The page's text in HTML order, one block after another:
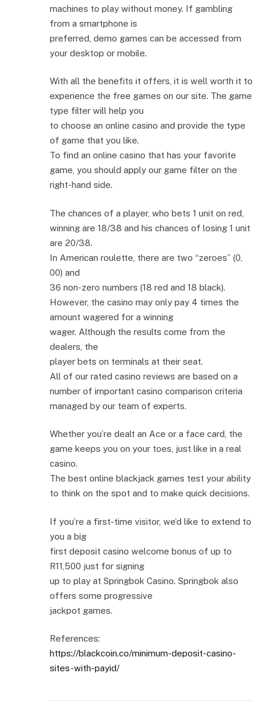
machines to play without money. If gambling
from a smartphone is
preferred, demo games can be accessed from
your desktop or mobile.
With all the benefits it offers, it is well worth it to
experience the free games on our site. The game
type filter will help you
to choose an online casino and provide the type
of game that you like.
To find an online casino that has your favorite
game, you should apply our game filter on the
right-hand side.
The chances of a player, who bets 1 unit on red,
winning are 18/38 and his chances of losing 1 unit
are 20/38.
In American roulette, there are two “zeroes” (0,
00) and
36 non-zero numbers (18 red and 18 black).
However, the casino may only pay 4 times the
amount wagered for a winning
wager. Although the results come from the
dealers, the
player bets on terminals at their seat.
All of our rated casino reviews are based on a
number of important casino comparison criteria
managed by our team of experts.
Whether you’re dealt an Ace or a face card, the
game keeps you on your toes, just like in a real
casino.
The best online blackjack games test your ability
to think on the spot and to make quick decisions.
If you’re a first-time visitor, we’d like to extend to
you a big
first deposit casino welcome bonus of up to
R11,500 just for signing
up to play at Springbok Casino. Springbok also
offers some progressive
jackpot games.
References:
https://blackcoin.co/minimum-deposit-casino-
sites-with-payid/